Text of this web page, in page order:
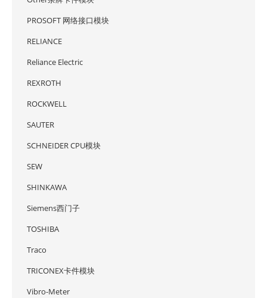
PROSOFT 网络接口模块
RELIANCE
Reliance Electric
REXROTH
ROCKWELL
SAUTER
SCHNEIDER CPU模块
SEW
SHINKAWA
Siemens西门子
TOSHIBA
Traco
TRICONEX卡件模块
Vibro-Meter